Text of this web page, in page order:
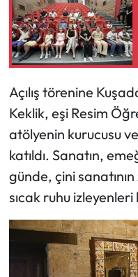
Açılış törenine
Keklik, eşi Resim
atölyenin kurucusu
katıldı. Sanatın,
günde, çini
sıcak ruhu